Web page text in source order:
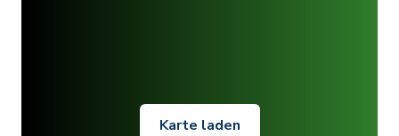
Karte laden